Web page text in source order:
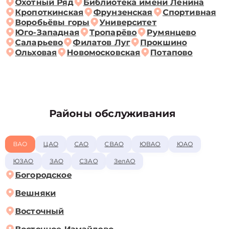
Охотный Ряд
Библиотека имени Ленина
Кропоткинская
Фрунзенская
Спортивная
Воробьёвы горы
Университет
Юго-Западная
Тропарёво
Румянцево
Саларьево
Филатов Луг
Прокшино
Ольховая
Новомосковская Потапово
Районы обслуживания
ВАО ЦАО САО СВАО ЮВАО ЮАО
ЮЗАО ЗАО СЗАО ЗелАО
Богородское
Вешняки
Восточный